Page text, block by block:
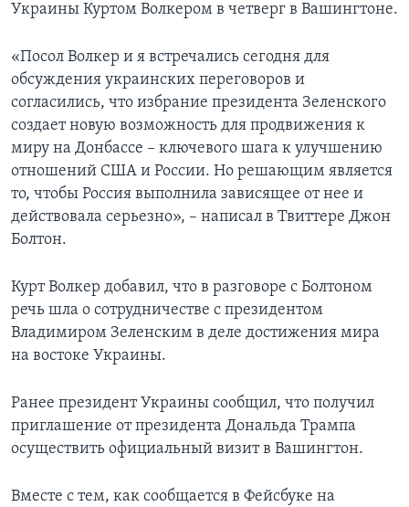
Украины Куртом Волкером в четверг в Вашингтоне.
«Посол Волкер и я встречались сегодня для
обсуждения украинских переговоров и
согласились, что избрание президента Зеленского
создает новую возможность для продвижения к
миру на Донбассе – ключевого шага к улучшению
отношений США и России. Но решающим является
то, чтобы Россия выполнила зависящее от нее и
действовала серьезно», – написал в Твиттере Джон
Болтон.
Курт Волкер добавил, что в разговоре с Болтоном
речь шла о сотрудничестве с президентом
Владимиром Зеленским в деле достижения мира
на востоке Украины.
Ранее президент Украины сообщил, что получил
приглашение от президента Дональда Трампа
осуществить официальный визит в Вашингтон.
Вместе с тем, как сообщается в Фейсбуке на